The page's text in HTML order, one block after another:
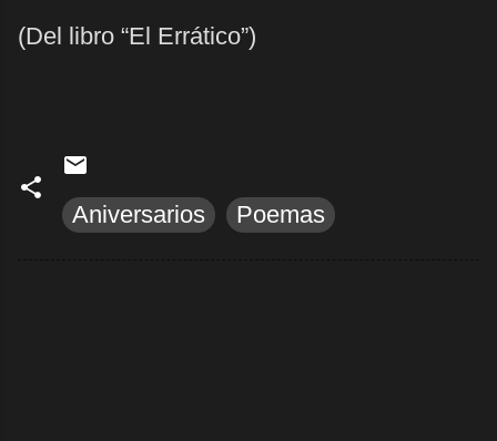
(Del libro “El Errático”)
Aniversarios Poemas